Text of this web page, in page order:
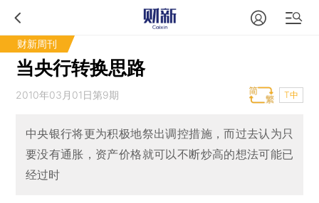
财新周刊
当央行转换思路
2010年03月01日第9期 T中
中央银行将更为积极地祭出调控措施，而过去认为只
要没有通胀，资产价格就可以不断炒高的想法可能已
经过时